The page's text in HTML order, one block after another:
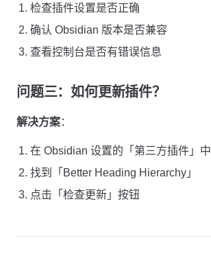
检查插件设置是否正确
确认 Obsidian 版本是否兼容
查看控制台是否有错误信息
问题三：如何更新插件？
解决方案：
在 Obsidian 设置的「第三方插件」中
找到「Better Heading Hierarchy」
点击「检查更新」按钮